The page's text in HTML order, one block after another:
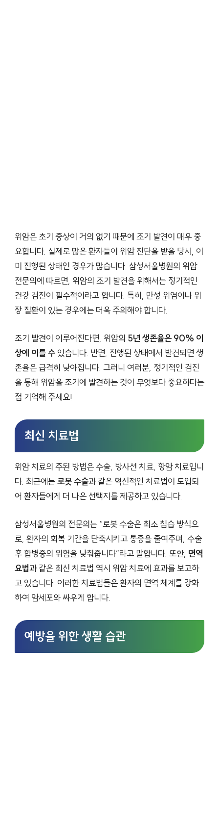
위암은 초기 증상이 거의 없기 때문에 조기 발견이 매우 중
요합니다. 실제로 많은 환자들이 위암 진단을 받을 당시, 이
미 진행된 상태인 경우가 많습니다. 삼성서울병원의 위암
전문의에 따르면, 위암의 조기 발견을 위해서는 정기적인
건강 검진이 필수적이라고 합니다. 특히, 만성 위염이나 위
장 질환이 있는 경우에는 더욱 주의해야 합니다.
조기 발견이 이루어진다면, 위암의 5년 생존율은 90% 이
상에 이를 수 있습니다. 반면, 진행된 상태에서 발견되면 생
존율은 급격히 낮아집니다. 그러니 여러분, 정기적인 검진
을 통해 위암을 조기에 발견하는 것이 무엇보다 중요하다는
점 기억해 주세요!
최신 치료법
위암 치료의 주된 방법은 수술, 방사선 치료, 항암 치료입니
다. 최근에는로봇 수술과 같은 혁신적인 치료법이 도입되
어 환자들에게 더 나은 선택지를 제공하고 있습니다.
삼성서울병원의 전문의는 “로봇 수술은 최소 침습 방식으
로, 환자의 회복 기간을 단축시키고 통증을 줄여주며, 수술
후 합병증의 위험을 낮춰줍니다”라고 말합니다. 또한, 면역
요법과 같은 최신 치료법 역시 위암 치료에 효과를 보고하
고 있습니다. 이러한 치료법들은 환자의 면역 체계를 강화
하여 암세포와 싸우게 합니다.
예방을 위한 생활 습관